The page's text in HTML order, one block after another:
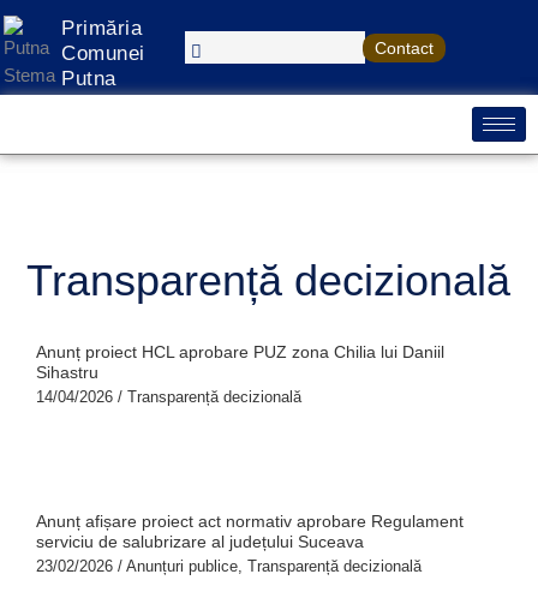
Treci
la
conținut
Primăria
Comunei
Putna
Contact
Transparență decizională
Anunț proiect HCL aprobare PUZ zona Chilia lui Daniil
Sihastru
14/04/2026 / Transparență decizională
Anunț afișare proiect act normativ aprobare Regulament
serviciu de salubrizare al județului Suceava
23/02/2026 / Anunțuri publice, Transparență decizională
e
a
c